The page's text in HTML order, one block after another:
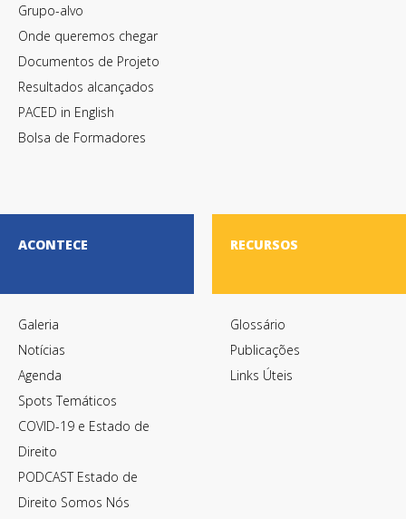
Grupo-alvo
Onde queremos chegar
Documentos de Projeto
Resultados alcançados
PACED in English
Bolsa de Formadores
ACONTECE
Galeria
Notícias
Agenda
Spots Temáticos
COVID-19 e Estado de
Direito
PODCAST Estado de
Direito Somos Nós
RECURSOS
Glossário
Publicações
Links Úteis